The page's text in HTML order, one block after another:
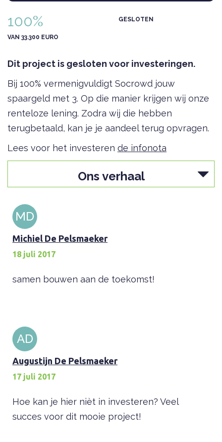
100%
VAN 33.300 EURO
GESLOTEN
Dit project is gesloten voor investeringen.
Bij 100% vermenigvuldigt Socrowd jouw
spaargeld met 3. Op die manier krijgen wij onze
renteloze lening. Zodra wij die hebben
terugbetaald, kan je je aandeel terug opvragen.
Lees voor het investeren de infonota
Ons verhaal
MD
Michiel De Pelsmaeker
18 juli 2017
samen bouwen aan de toekomst!
AD
Augustijn De Pelsmaeker
17 juli 2017
Hoe kan je hier nièt in investeren? Veel
succes voor dit mooie project!